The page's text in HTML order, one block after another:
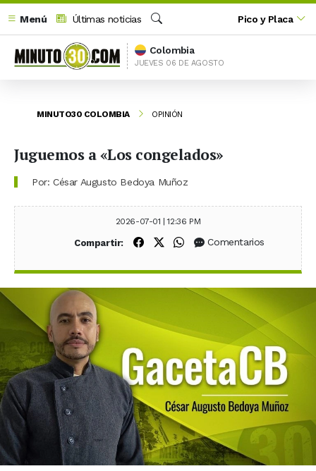
Menú
Últimas noticias
Buscar
Pico y Placa
Colombia
JUEVES 06 DE AGOSTO
MINUTO30 COLOMBIA OPINIÓN
Juguemos a «Los congelados»
Por: César Augusto Bedoya Muñoz
2026-07-01 | 12:36 PM
Compartir: Compartir en Facebook
Compartir en X (Twitter)
Compartir en WhatsApp
Comentarios